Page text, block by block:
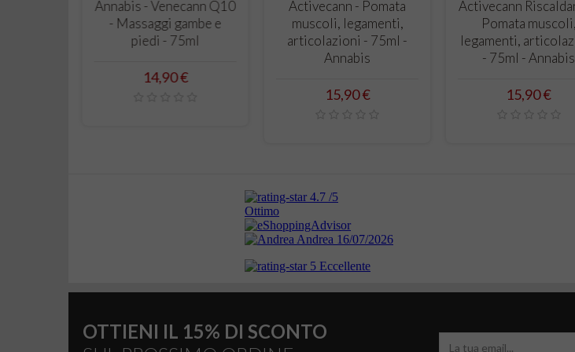
Annabis - Venecann Q10
- Massaggi gambe e
piedi - 75ml
Prezzo
14,90 €
Activecann - Pomata
muscoli, legamenti,
articolazioni - 75ml -
Annabis
Prezzo
15,90 €
Activecann
Pomata muscoli,
legamenti,
- 75ml - Annabis
Prezzo
15,90 €
OTTIENI IL 15% DI SCONTO